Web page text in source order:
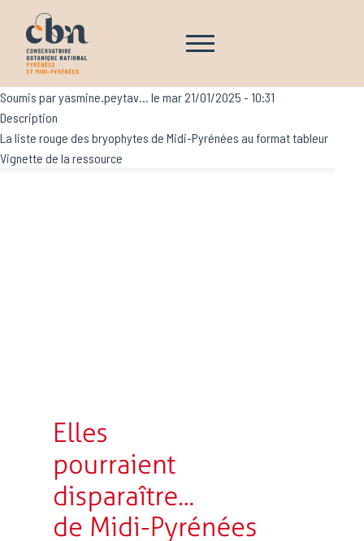
Aller au contenu principal
Navigation principale
Soumis paryasmine.peytav… le mar 21/01/2025 - 10:31
Description
La liste rouge des bryophytes de Midi-Pyrénées au format tableur
Vignette de la ressource